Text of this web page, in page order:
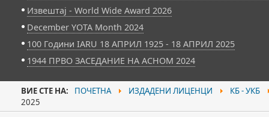
Извештај - World Wide Award 2026
December YOTA Month 2024
100 Години IARU 18 АПРИЛ 1925 - 18 АПРИЛ 2025
1944 ПРВО ЗАСЕДАНИЕ НА АСНОМ 2024
ВИЕ СТЕ НА: ПОЧЕТНА ИЗДАДЕНИ ЛИЦЕНЦИ
КБ - УКБ
2025